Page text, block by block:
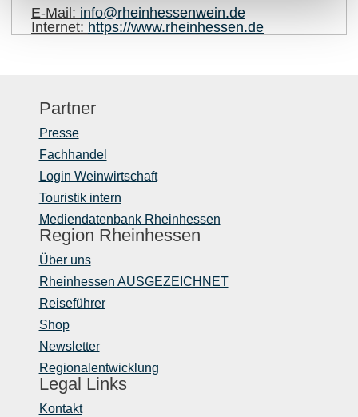
E-Mail: info@rheinhessenwein.de
Internet: https://www.rheinhessen.de
Partner
Presse
Fachhandel
Login Weinwirtschaft
Touristik intern
Mediendatenbank Rheinhessen
Region Rheinhessen
Über uns
Rheinhessen AUSGEZEICHNET
Reiseführer
Shop
Newsletter
Regionalentwicklung
Legal Links
Kontakt